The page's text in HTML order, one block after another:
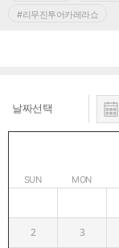
#리무진투어카레라쇼
날짜선택
SUN MON
2 3